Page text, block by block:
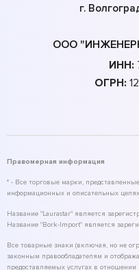
г.
ООО
ИНН:
ОГРН:
Правомерная информация
* - Все торговые марки,
информационных и описательных
Название "Laurastar" является
Название "Bork-Import" является
Все товарные знаки (включая, но не
законным правообладателям и
предоставляемых услугах в